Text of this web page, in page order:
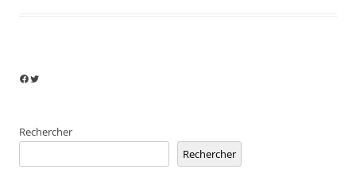
Facebook
Twitter
Rechercher
Rechercher